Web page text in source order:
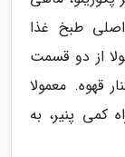
طبخ غذا
از دو قسمت
قهوه. معمولا
کمی پنیر، به